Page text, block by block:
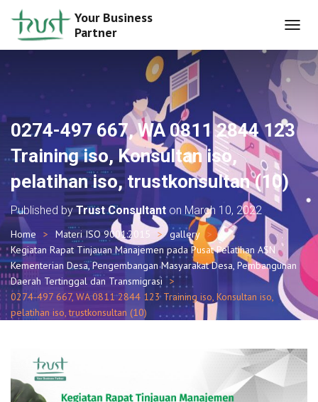
Your Business
Partner
O
G
N
A
T
0274-497 667, WA 0811 2844 123
Training iso, Konsultan iso,
pelatihan iso, trustkonsultan (10)
Published byTrust Consultant on March 10, 2022
Home Materi ISO 9001:2015
gallery
Kegiatan Rapat Tinjauan Manajemen pada Pusat Pelatihan ASN
Kementerian Desa, Pengembangan Masyarakat Desa, Pembangunan
Daerah Tertinggal dan Transmigrasi
0274-497 667, WA 0811 2844 123 Training iso, Konsultan iso,
pelatihan iso, trustkonsultan (10)